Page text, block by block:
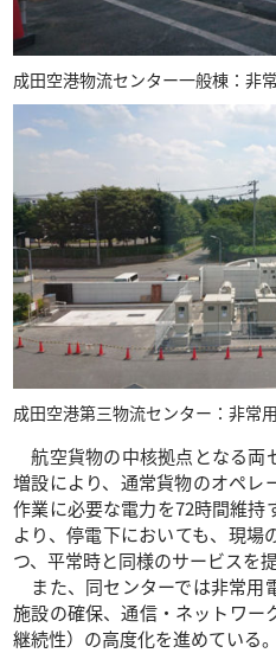
成田空港物流センター一般棟：非
成田空港第三物流センター：非常
航空貨物の中核拠点となる両
増設により、通常貨物のオペレ
作業に必要な電力を72時間維持
より、停電下においても、現場
つ、平常時と同様のサービスを提
また、同センターでは非常用
施設の確保、通信・ネットワー
継続性）の高度化を進めている。